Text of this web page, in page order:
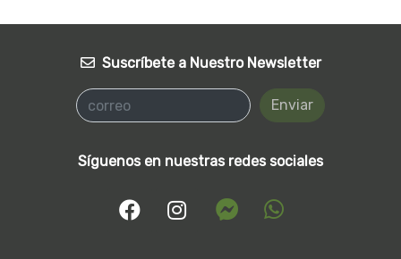
Suscríbete a Nuestro Newsletter
Enviar
Síguenos en nuestras redes sociales